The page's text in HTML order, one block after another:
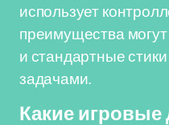
использует
преимущества
и стандартные
задачами.
Какие